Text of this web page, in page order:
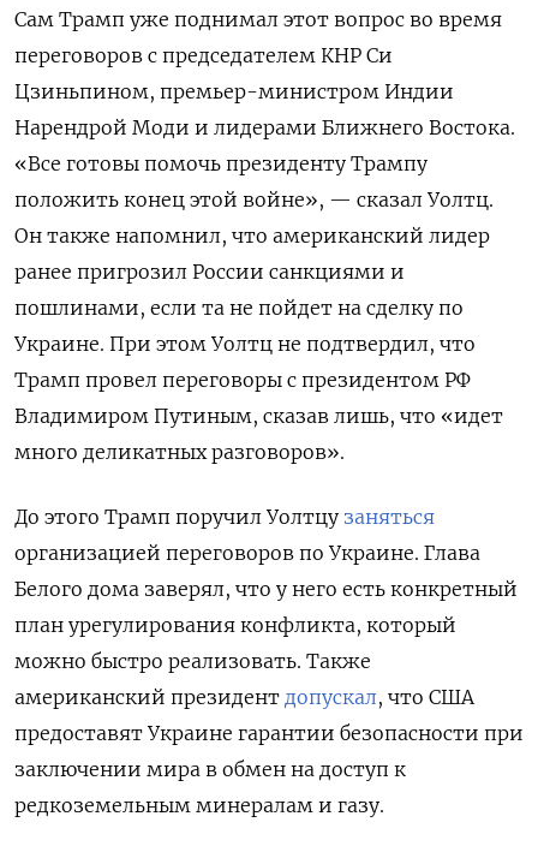
Сам Трамп уже поднимал этот вопрос во время
переговоров с председателем КНР Си
Цзиньпином, премьер-министром Индии
Нарендрой Моди и лидерами Ближнего Востока.
«Все готовы помочь президенту Трампу
положить конец этой войне», — сказал Уолтц.
Он также напомнил, что американский лидер
ранее пригрозил России санкциями и
пошлинами, если та не пойдет на сделку по
Украине. При этом Уолтц не подтвердил, что
Трамп провел переговоры с президентом РФ
Владимиром Путиным, сказав лишь, что «идет
много деликатных разговоров».
До этого Трамп поручил Уолтцу заняться
организацией переговоров по Украине. Глава
Белого дома заверял, что у него есть конкретный
план урегулирования конфликта, который
можно быстро реализовать. Также
американский президент допускал, что США
предоставят Украине гарантии безопасности при
заключении мира в обмен на доступ к
редкоземельным минералам и газу.